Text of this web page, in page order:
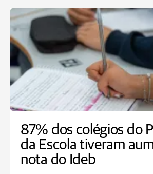
87% dos colégios do
da Escola tiveram
nota do Ideb